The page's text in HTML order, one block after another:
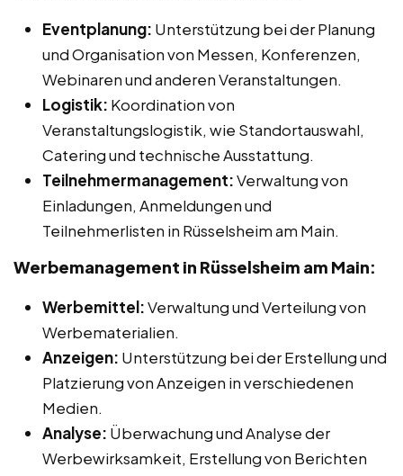
Eventplanung: Unterstützung bei der Planung
und Organisation von Messen, Konferenzen,
Webinaren und anderen Veranstaltungen.
Logistik: Koordination von
Veranstaltungslogistik, wie Standortauswahl,
Catering und technische Ausstattung.
Teilnehmermanagement:Verwaltung von
Einladungen, Anmeldungen und
Teilnehmerlisten in Rüsselsheim am Main.
Werbemanagement in Rüsselsheim am Main:
Werbemittel:Verwaltung und Verteilung von
Werbematerialien.
Anzeigen: Unterstützung bei der Erstellung und
Platzierung von Anzeigen in verschiedenen
Medien.
Analyse: Überwachung und Analyse der
Werbewirksamkeit, Erstellung von Berichten